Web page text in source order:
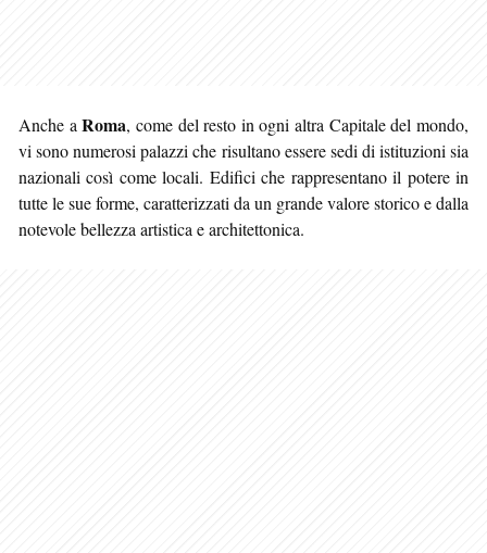
Anche aRoma, come del resto in ogni altra Capitale del mondo,
vi sono numerosi palazzi che risultano essere sedi di istituzioni sia
nazionali così come locali. Edifici che rappresentano il potere in
tutte le sue forme, caratterizzati da un grande valorestorico e dalla
notevole bellezza artistica e architettonica.